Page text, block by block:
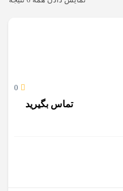
0
تماس بگیرید